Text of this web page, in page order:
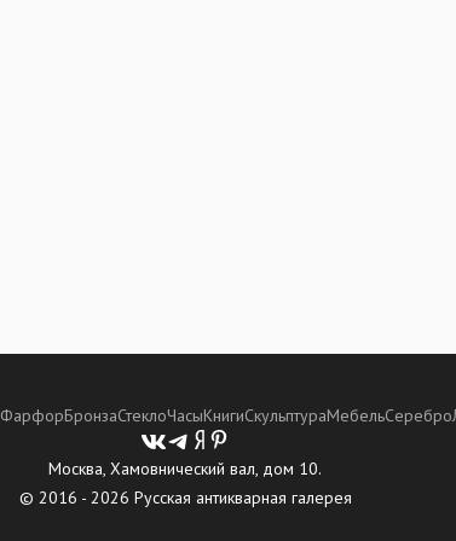
ФарфорБронзаСтеклоЧасыКнигиСкульптураМебельСеребро
Москва, Хамовнический вал, дом 10.
© 2016 - 2026 Русская антикварная галерея